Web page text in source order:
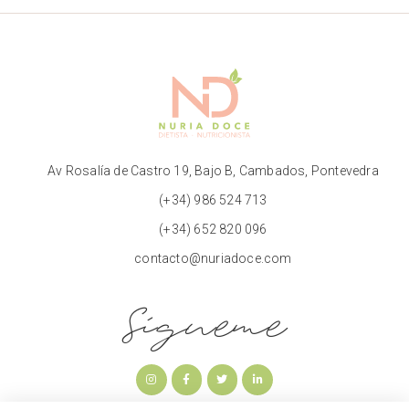
Av Rosalía de Castro 19, Bajo B, Cambados, Pontevedra
(+34) 986 524 713
(+34) 652 820 096
contacto@nuriadoce.com
Sígueme